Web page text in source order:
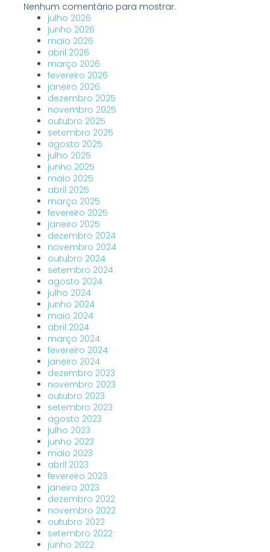
Nenhum comentário para mostrar.
julho 2026
junho 2026
maio 2026
abril 2026
março 2026
fevereiro 2026
janeiro 2026
dezembro 2025
novembro 2025
outubro 2025
setembro 2025
agosto 2025
julho 2025
junho 2025
maio 2025
abril 2025
março 2025
fevereiro 2025
janeiro 2025
dezembro 2024
novembro 2024
outubro 2024
setembro 2024
agosto 2024
julho 2024
junho 2024
maio 2024
abril 2024
março 2024
fevereiro 2024
janeiro 2024
dezembro 2023
novembro 2023
outubro 2023
setembro 2023
agosto 2023
julho 2023
junho 2023
maio 2023
abril 2023
fevereiro 2023
janeiro 2023
dezembro 2022
novembro 2022
outubro 2022
setembro 2022
junho 2022